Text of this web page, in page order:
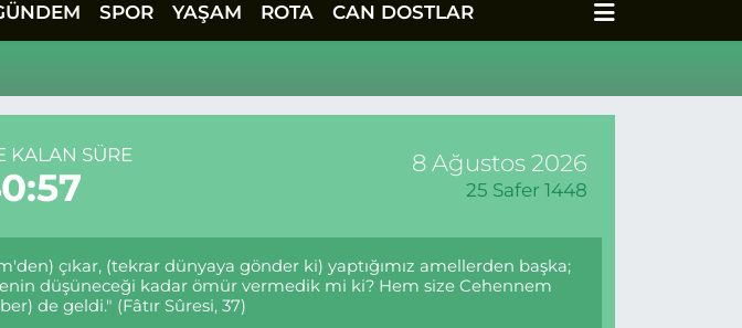
SPOR YAŞAM ROTA CAN DOSTLAR
KALAN SÜRE 8 Ağustos 2026
25 Safer 1448
çıkar, (tekrar dünyaya gönder ki) yaptığımız amellerden başka;
düşüneceği kadar ömür vermedik mi ki? Hem size Cehennem
de geldi." (Fâtır Sûresi, 37)